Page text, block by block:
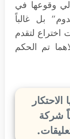
وقوعها في
بل غالباً
اختراع لتقدم
تم الحكم
شركة